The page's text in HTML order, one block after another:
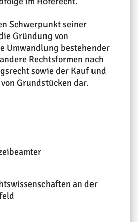
Schwerpunkt seiner
Gründung von
Umwandlung bestehender
Rechtsformen nach
sowie der Kauf und
Grundstücken dar.
an der